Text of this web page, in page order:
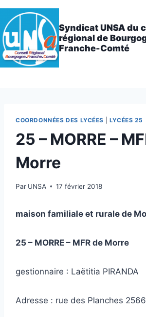
Aller
au
contenu
Syndicat UNSA du
régional de
Franche-Comté
COORDONNÉES DES LYCÉES LYCÉES 25
25 – MORRE –
Morre
Par UNSA 17 février 2018
maison familiale et rurale de
25 – MORRE – MFR de Morre
gestionnaire : Laëtitia PIRANDA
Adresse : rue des Planches